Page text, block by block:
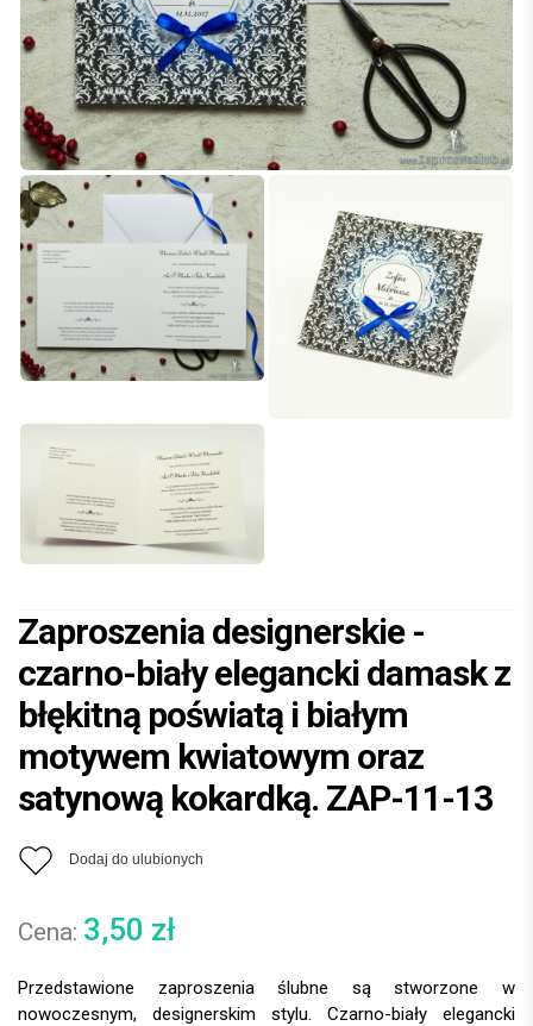
Zaproszenia designerskie -
czarno-biały elegancki damask z
błękitną poświatą i białym
motywem kwiatowym oraz
satynową kokardką. ZAP-11-13
Dodaj do ulubionych
3,50 zł
Przedstawione zaproszenia ślubne są stworzone w
nowoczesnym, designerskim stylu. Czarno-biały elegancki